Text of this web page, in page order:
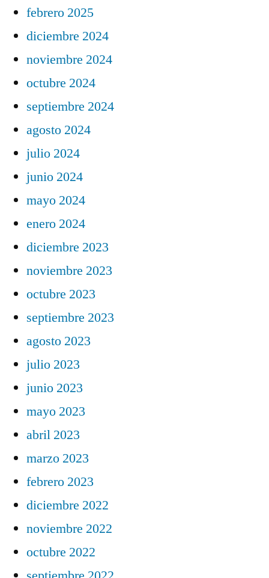
febrero 2025
diciembre 2024
noviembre 2024
octubre 2024
septiembre 2024
agosto 2024
julio 2024
junio 2024
mayo 2024
enero 2024
diciembre 2023
noviembre 2023
octubre 2023
septiembre 2023
agosto 2023
julio 2023
junio 2023
mayo 2023
abril 2023
marzo 2023
febrero 2023
diciembre 2022
noviembre 2022
octubre 2022